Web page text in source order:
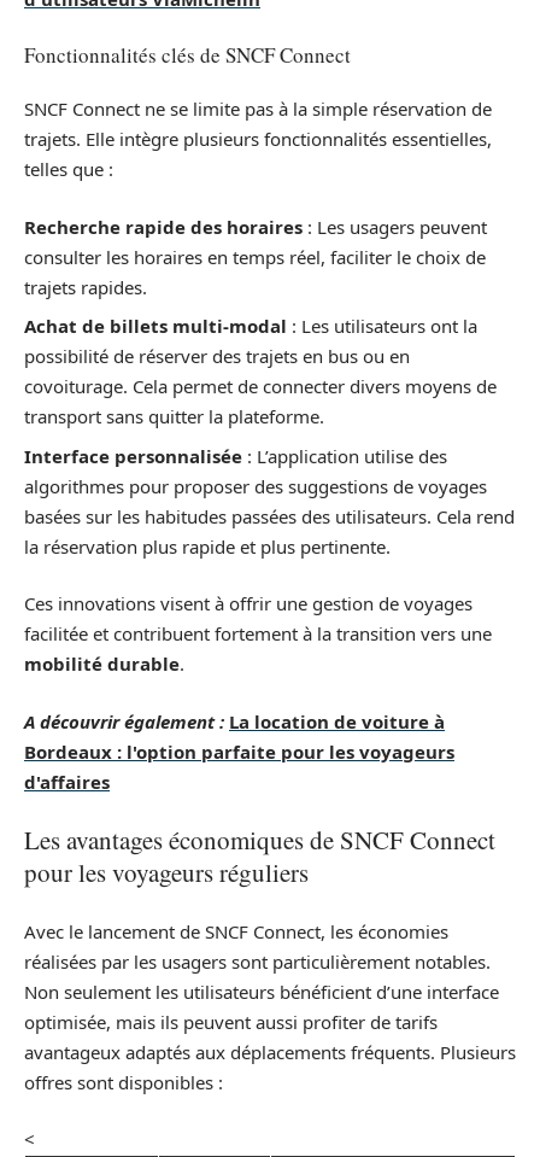
Fonctionnalités clés de SNCF Connect
SNCF Connect ne se limite pas à la simple réservation de
trajets. Elle intègre plusieurs fonctionnalités essentielles,
telles que :
Recherche rapide des horaires : Les usagers peuvent
consulter les horaires en temps réel, faciliter le choix de
trajets rapides.
Achat de billets multi-modal : Les utilisateurs ont la
possibilité de réserver des trajets en bus ou en
covoiturage. Cela permet de connecter divers moyens de
transport sans quitter la plateforme.
Interface personnalisée : L’application utilise des
algorithmes pour proposer des suggestions de voyages
basées sur les habitudes passées des utilisateurs. Cela rend
la réservation plus rapide et plus pertinente.
Ces innovations visent à offrir une gestion de voyages
facilitée et contribuent fortement à la transition vers une
mobilité durable.
A découvrir également : La location de voiture à
Bordeaux : l'option parfaite pour les voyageurs
d'affaires
Les avantages économiques de SNCF Connect
pour les voyageurs réguliers
Avec le lancement de SNCF Connect, les économies
réalisées par les usagers sont particulièrement notables.
Non seulement les utilisateurs bénéficient d’une interface
optimisée, mais ils peuvent aussi profiter de tarifs
avantageux adaptés aux déplacements fréquents. Plusieurs
offres sont disponibles :
<